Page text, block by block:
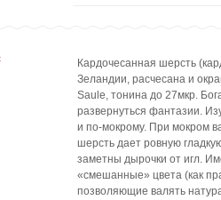
Кардочесанная шерсть
Зеландии, расчесана и
Saule, тонина до 27мкр.
развернуться фантазии.
и по-мокрому. При мокром
шерсть дает ровную
заметны дырочки от игл.
«смешанные» цвета (как
позволяющие валять